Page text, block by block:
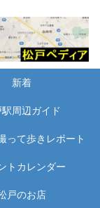
新着
周辺ガイド
って歩きレポート
トカレンダー
戸のお店